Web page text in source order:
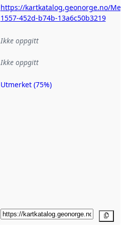
https://kartkatalog.geonorge.no/
1557-452d-b74b-13a6c50b3219
Ikke oppgitt
Ikke oppgitt
Utmerket (75%)